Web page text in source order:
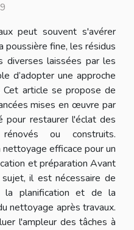
peut souvent s'avérer
poussière fine, les résidus
diverses laissées par les
d’adopter une approche
article se propose de
mises en œuvre par
restaurer l'éclat des
ou construits.
efficace pour un
et préparation Avant
il est nécessaire de
la planification et de la
nettoyage après travaux.
l'ampleur des tâches à